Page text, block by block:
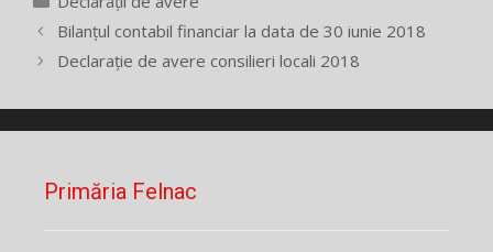
Bilanțul contabil financiar la data de 30 iunie 2018
Declarație de avere consilieri locali 2018
Primăria Felnac